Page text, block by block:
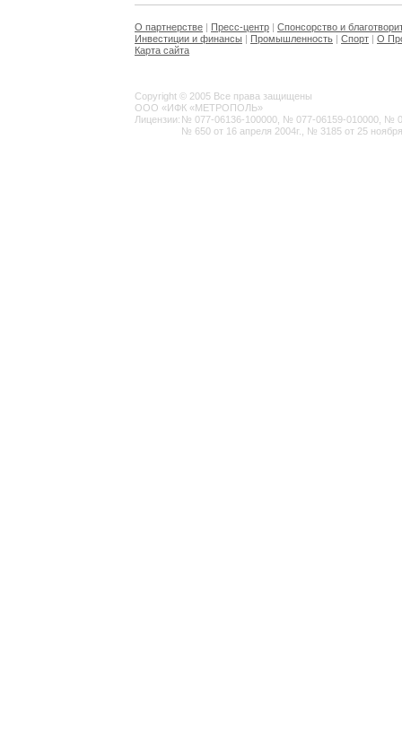
О партнерстве | Пресс-центр | Спонсорство и
Инвестиции и финансы | Промышленность | Спорт | О
Карта сайта
Copyright © 2005 Все права защищены
ООО «ИФК «МЕТРОПОЛЬ»
Лицензии: № 077-06136-100000, № 077-06159-010000, №
№ 650 от 16 апреля 2004г., № 3185 от 25